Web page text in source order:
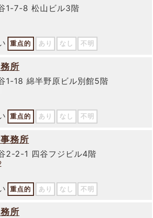
1-7-8 松山ビル3階
重点的 あり なし 不明
所
1-18 綿半野原ビル別館5階
重点的 あり なし 不明
務所
2-2-1 四谷フジビル4階
重点的 あり なし 不明
所